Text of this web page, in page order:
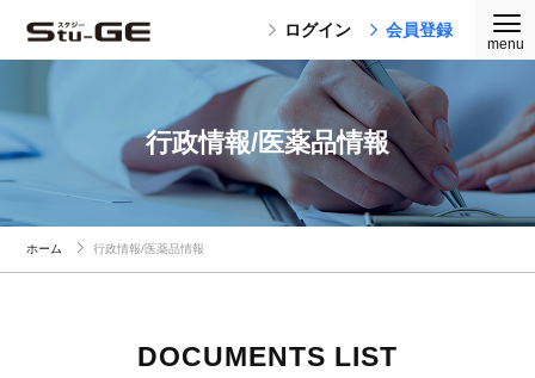
ログイン 会員登録
行政情報/医薬品情報
ホーム 行政情報/医薬品情報
DOCUMENTS LIST